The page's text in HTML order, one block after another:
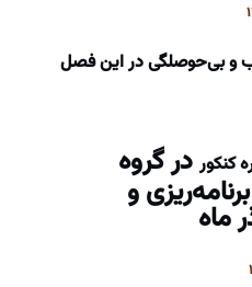
و بی‌حوصلگی در این فصل
کنکوردر گروه
و
ماه